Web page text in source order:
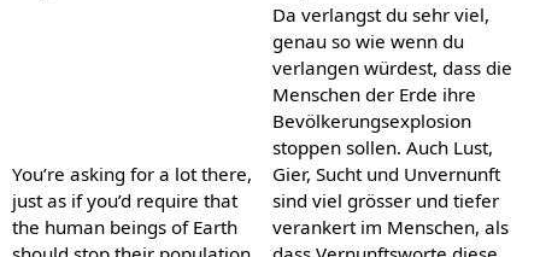
You’re asking for a lot there,
just as if you’d require that
the human beings of Earth
Da verlangst du sehr viel,
genau so wie wenn du
verlangen würdest, dass die
Menschen der Erde ihre
Bevölkerungsexplosion
stoppen sollen. Auch Lust,
Gier, Sucht und Unvernunft
sind viel grösser und tiefer
verankert im Menschen, als